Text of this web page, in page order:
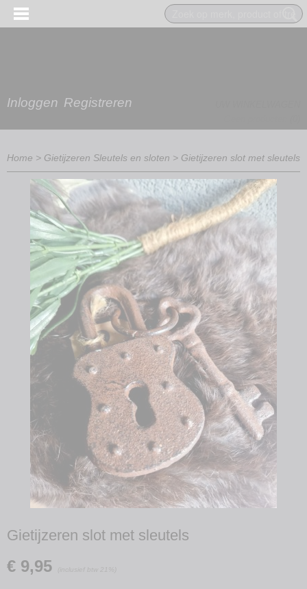
Inloggen Registreren
Home > Gietijzeren Sleutels en sloten > Gietijzeren slot met sleutels
Gietijzeren slot met sleutels
€ 9,95 (inclusief btw 21%)